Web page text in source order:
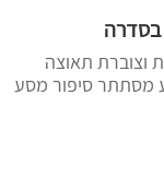
בסדרה
וצוברת תאוצה
מסתתר סיפור מסע